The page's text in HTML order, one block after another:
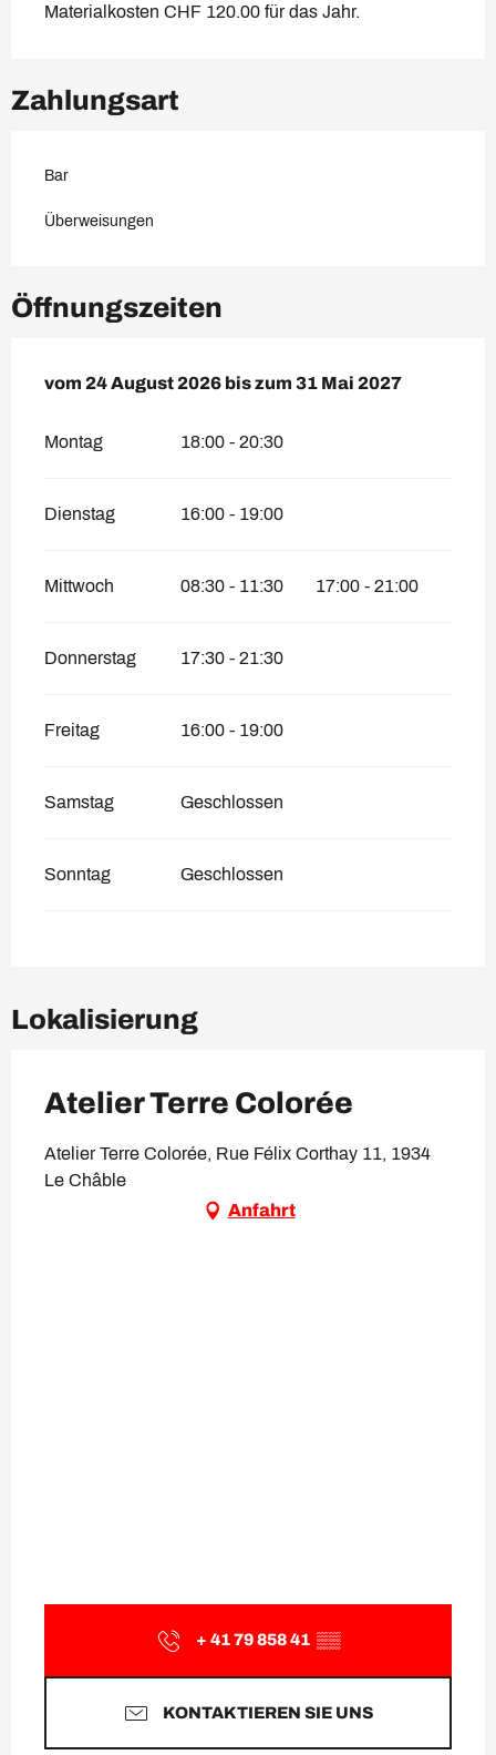
Materialkosten CHF 120.00 für das Jahr.
Zahlungsart
Bar
Überweisungen
Öffnungszeiten
vom 24 August 2026 bis zum 31 Mai 2027
vom 24 August 2026 bis zum 31 Mai 2027
Montag 18:00 - 20:30
Dienstag 16:00 - 19:00
Mittwoch 08:30 - 11:30 17:00 - 21:00
Donnerstag 17:30 - 21:30
Freitag 16:00 - 19:00
Samstag Geschlossen
Sonntag Geschlossen
Lokalisierung
Atelier Terre Colorée
Atelier Terre Colorée, Rue Félix Corthay 11, 1934
Le Châble
Anfahrt
+ 41 79 858 41 ▒▒
KONTAKTIEREN SIE UNS